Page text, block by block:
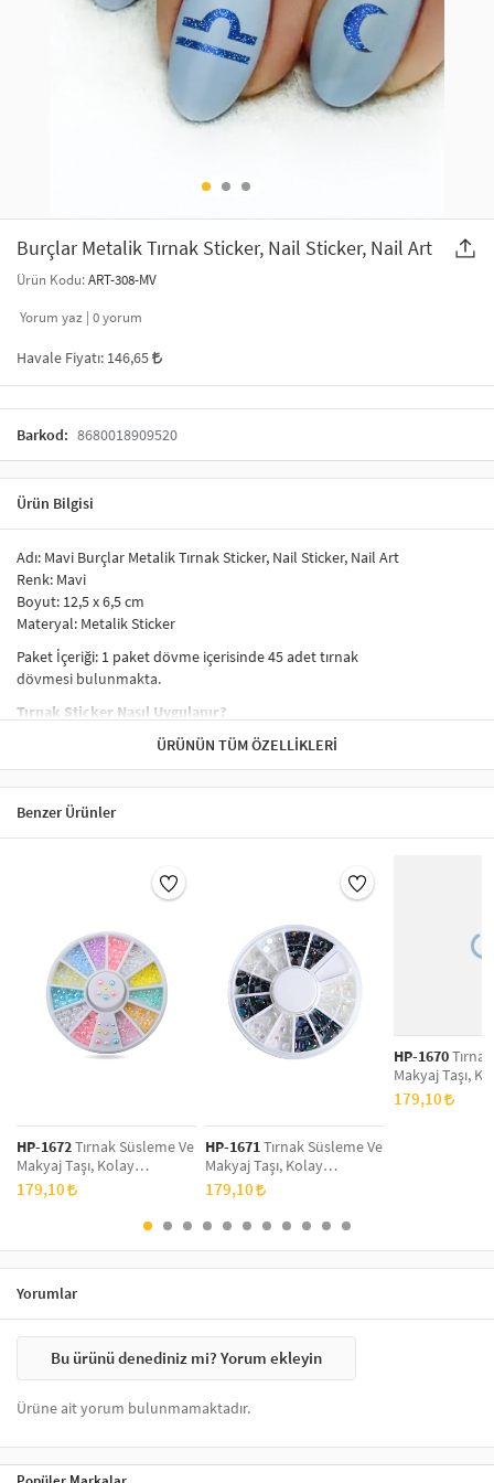
SAÇ AKSESUARLARI
GELİN / DÜĞÜN AKSESUARLARI
ŞAL VE FULAR
PARTİ SÜSLERİ
KULLAN AT TABAK BARDAK SETİ
Burçlar Metalik Tırnak Sticker, Nail Sticker, Nail Art
Ürün Kodu:ART-308-MV
Yorum yaz | 0yorum
Havale Fiyatı: 146,65
Barkod: 8680018909520
Ürün Bilgisi
Adı: Mavi Burçlar Metalik Tırnak Sticker, Nail Sticker, Nail Art
Renk: Mavi
Boyut: 12,5 x 6,5 cm
Materyal: Metalik Sticker
Paket İçeriği: 1 paket dövme içerisinde 45 adet tırnak
dövmesi bulunmakta.
Tırnak Sticker Nasıl Uygulanır?
Tırnak sticker uygulamasının aşamalarışu şekilde sıralanabilir:
Tırnağın yağsız ve kuru olduğundan emin olunur.
Tırnaklar uzunsa kesilir ve törpülenir. Bu işlem sırasında
tırnakların çok fazla kısaltılmaması tercih edilebilir.
süsünün dikkat çekmesi tercih ediliyorsa koyu renk oje
Oje kuruduktan sonra tırnak süsü (sticker) yüzeyden cımbız ve
benzeri yardımıyla yavaşça çıkartılıp, tırnakta istenen noktaya
konur.
Sticker üzerine şeffaf
ince bir kat olacak şekilde sürülür ve
kuruması beklenir. Bu şekilde tırnaklar parlar ve tırnak
süslerinin daha uzun kullanımı sağlanır.
ÜRÜNÜN TÜM ÖZELLIKLERI
Benzer Ürünler
HP-1672Tırnak Süsleme Ve
Makyaj Taşı, Kolay
Uygulanabilir, Nail Art
Tırnak Süsleme Ve Makyaj
179,10
HP-1671Tırnak Süsleme Ve
Makyaj Taşı, Kolay
Uygulanabilir, Nail Art
Tırnak Süsleme Ve Makyaj
Taş Set
179,10
HP-1670
Makyaj Taşı,
Uygulanabilir,
Tırnak
179,10
Yorumlar
Bu ürünü denediniz mi? Yorum ekleyin
Ürüne ait yorum bulunmamaktadır.